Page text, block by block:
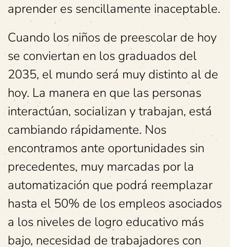
aprender es sencillamente inaceptable.
Cuando los niños de preescolar de hoy
se conviertan en los graduados del
2035, el mundo será muy distinto al de
hoy. La manera en que las personas
interactúan, socializan y trabajan, está
cambiando rápidamente. Nos
encontramos ante oportunidades sin
precedentes, muy marcadas por la
automatización que podrá reemplazar
hasta el 50% de los empleos asociados
a los niveles de logro educativo más
bajo, necesidad de trabajadores con